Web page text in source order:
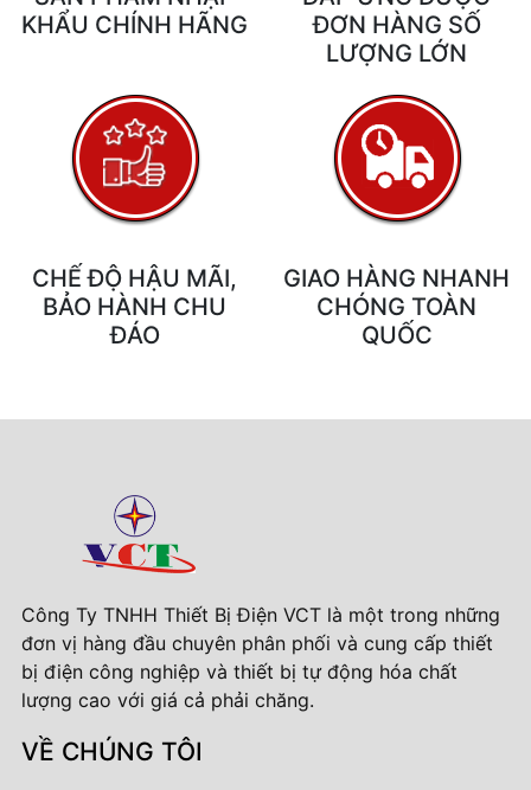
KHẨU CHÍNH HÃNG
ĐƠN HÀNG SỐ
LƯỢNG LỚN
CHẾ ĐỘ HẬU MÃI,
BẢO HÀNH CHU
ĐÁO
GIAO HÀNG NHANH
CHÓNG TOÀN
QUỐC
Công Ty TNHH Thiết Bị Điện VCT là một trong những
đơn vị hàng đầu chuyên phân phối và cung cấp thiết
bị điện công nghiệp và thiết bị tự động hóa chất
lượng cao với giá cả phải chăng.
VỀ CHÚNG TÔI